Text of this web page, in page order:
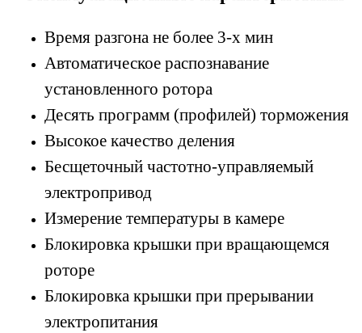
Время разгона не более 3-х мин
Автоматическое распознавание
установленного ротора
Десять программ (профилей) торможения
Высокое качество деления
Бесщеточный частотно-управляемый
электропривод
Измерение температуры в камере
Блокировка крышки при вращающемся
роторе
Блокировка крышки при прерывании
электропитания